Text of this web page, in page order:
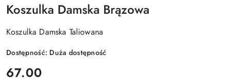
Koszulka Damska Brązowa
Koszulka Damska Taliowana
Dostępność: Duża dostępność
cena:
67.00